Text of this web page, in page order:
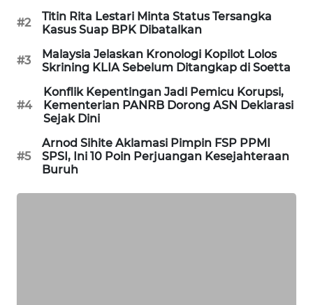
#2
Titin Rita Lestari Minta Status Tersangka
Kasus Suap BPK Dibatalkan
#3
Malaysia Jelaskan Kronologi Kopilot Lolos
Skrining KLIA Sebelum Ditangkap di Soetta
#4
Konflik Kepentingan Jadi Pemicu Korupsi,
Kementerian PANRB Dorong ASN Deklarasi
Sejak Dini
#5
Arnod Sihite Aklamasi Pimpin FSP PPMI
SPSI, Ini 10 Poin Perjuangan Kesejahteraan
Buruh
SIBARAGAS
NEWS
METRO
NEWS
METRO
MEDAN
NEWS
METRO